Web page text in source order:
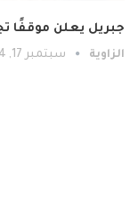
جبريل يعلن موقفًا
الزاوية سبتمبر 17, 2024